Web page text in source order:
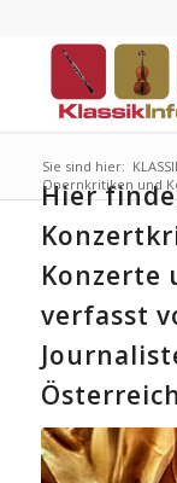
Sie sind hier:
Opernkritiken und
Hier
Konzerte
verfasst